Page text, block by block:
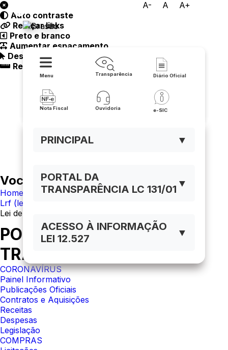
A- A A+
Menu Transparência Diário Oficial
Nota Fiscal Ouvidoria e-SIC
PRINCIPAL ▼
PORTAL DA
TRANSPARÊNCIA LC 131/01 ▼
ACESSO À INFORMAÇÃO
LEI 12.527
▼
Auto contraste
Realçar links
Preto e branco
Aumentar espaçamento
Destacando cursor
Regua guia
Você está navegando em:
Home
Lrf (lei de responsabilidade fiscal)
Lei de Diretrizes Orçamentárias (LDO)
PORTAL DA
TRANSPARÊNCIA
CORONAVÍRUS
Painel Informativo
Publicações Oficiais
Contratos e Aquisições
Receitas
Despesas
Legislação
COMPRAS